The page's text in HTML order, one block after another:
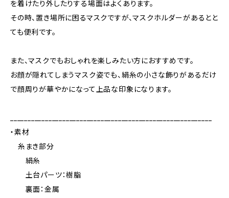
を着けたり外したりする場面はよくあります。
その時、置き場所に困るマスクですが、マスクホルダーがあるとと
ても便利です。
また、マスクでもおしゃれを楽しみたい方におすすめです。
お顔が隠れてしまうマスク姿でも、絹糸の小さな飾りがあるだけ
で顔周りが華やかになって上品な印象になります。
・素材
糸まき部分
絹糸
土台パーツ：樹脂
裏面：金属